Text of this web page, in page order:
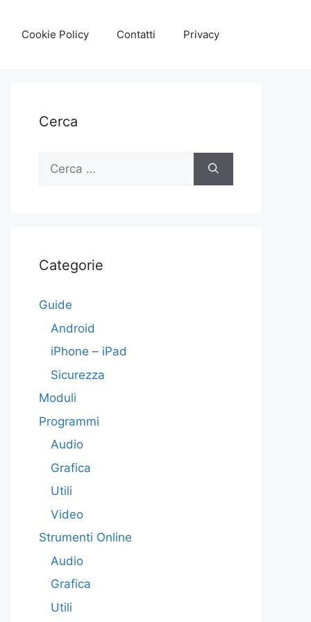
Cookie Policy Contatti Privacy
Cerca
Ricerca
Categorie
Guide
Android
iPhone – iPad
Sicurezza
Moduli
Programmi
Audio
Grafica
Utili
Video
Strumenti Online
Audio
Grafica
Utili